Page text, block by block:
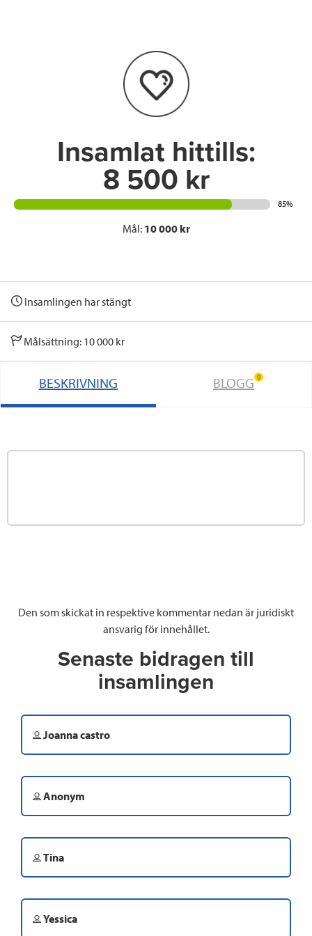
e
I
n
Insamlat hittills:
8 500 kr
85%
Mål: 10 000 kr
Insamlingen har stängt
Målsättning: 10 000 kr
BESKRIVNING BLOGG 0
Den som skickat in respektive kommentar nedan är juridiskt
ansvarig för innehållet.
Senaste bidragen till
insamlingen
Joanna castro
Anonym
Tina
Yessica